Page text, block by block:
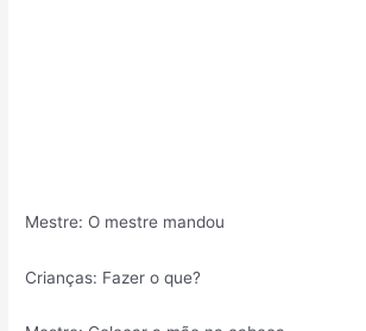
Mestre: O mestre mandou
Crianças: Fazer o que?